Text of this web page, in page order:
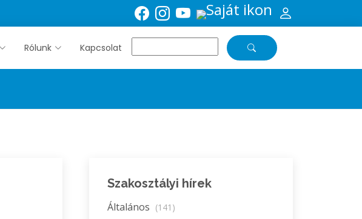
Rólunk Kapcsolat
Szakosztályi hírek
Általános (141)